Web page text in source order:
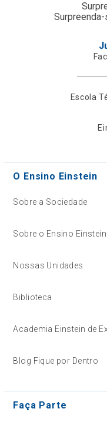
Escola
O Ensino Einstein
Sobre a Sociedade
Sobre o Ensino Einstein
Nossas Unidades
Biblioteca
Academia Einstein de
Blog Fique por Dentro
Faça Parte